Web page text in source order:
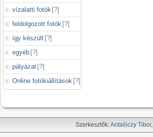
vízalatti fotók [?]
feldolgozott fotók [?]
így készült [?]
egyéb [?]
pályázat [?]
Online fotókiállítások [?]
Szerkesztők:Antalóczy Tibor,